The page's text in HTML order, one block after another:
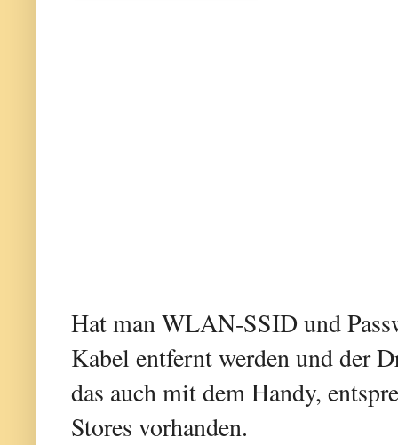
Hat man WLAN-SSID und
Kabel entfernt werden und der
das auch mit dem Handy,
Stores vorhanden.